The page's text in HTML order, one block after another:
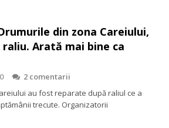
din zona Careiului,
Arată mai bine ca
2 comentarii
au fost reparate după raliul ce a
trecute. Organizatorii